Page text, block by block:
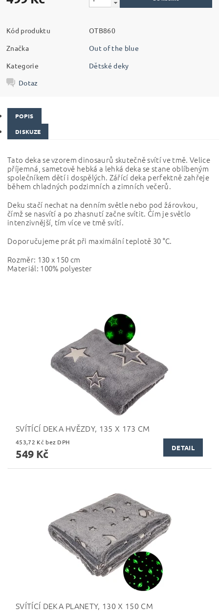
Kód produktu
OTB860
Značka
Out of the blue
Kategorie
Dětské deky
Dotaz
POPIS
DISKUZE
Tato deka se vzorem dinosaurů skutečně svítí ve tmě. Velice
příjemná, sametově hebká a lehká deka se stane oblíbeným
společníkem dětí i dospělých. Zářící deka perfektně zahřeje
během chladných podzimních a zimních večerů.
Deku stačí nechat na denním světle nebo pod žárovkou,
čímž se nasvítí a po zhasnutí začne svítit. Čím je světlo
intenzivnější, tím více ve tmě svítí.
Doporučujeme prát při maximální teplotě 30 °C.
Rozměr: 130 x 150 cm
Materiál: 100% polyester
SVÍTÍCÍ DEKA HVĚZDY, 135 X 173 CM
453,72 Kč bez DPH
549 Kč DETAIL
SVÍTÍCÍ DEKA PLANETY, 130 X 150 CM